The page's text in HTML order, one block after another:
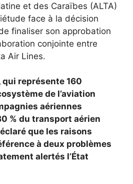
et des Caraïbes (ALTA)
face à la décision
finaliser son approbation
conjointe entre
Air Lines.
représente 160
de l’aviation
aériennes
% du transport aérien
que les raisons
à deux problèmes
alertés l’État